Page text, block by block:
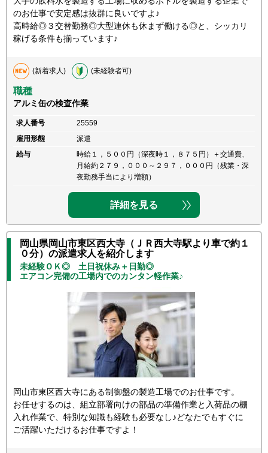
のお仕事で安定感は抜群に良いですよ♪
高時給◎３交替勤務◎大型連休も休まず働ける◎と、シッカリ
稼げる条件も揃っています♪
(新着求人) (未経験者可)
職種
アルミ缶の検査作業
求人番号
25559
雇用形態
派遣
給与
時給１，５００円（深夜時１，８７５円）＋交通費、
月給約２７９，０００～２９７，０００円（残業・深
夜勤務手当により増額）
詳細を見る
岡山県岡山市東区西大寺（ＪＲ西大寺駅より車で約１
０分）の派遣求人を紹介します
未経験ＯＫ◎ 土日祝休み＋日勤◎
エアコン完備の工場内でのカンタン軽作業♪
岡山市東区西大寺にある制御盤の製造工場でのお仕事です。
お任せするのは、組立部署向けの部品の準備作業と入荷品の棚
入れ作業で、特別な知識も経験も必要なし♪どなたでもすぐに
ご活躍いただけるお仕事ですよ！